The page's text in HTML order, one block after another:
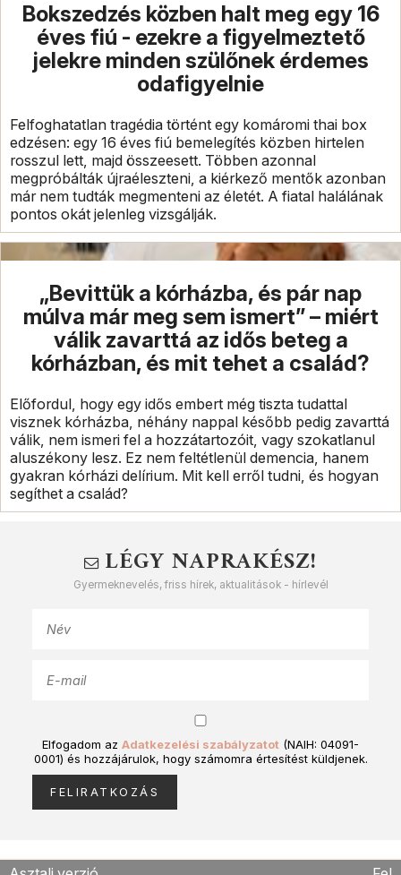
Bokszedzés közben halt meg egy 16
éves fiú - ezekre a figyelmeztető
jelekre minden szülőnek érdemes
odafigyelnie
Felfoghatatlan tragédia történt egy komáromi thai box
edzésen: egy 16 éves fiú bemelegítés közben hirtelen
rosszul lett, majd összeesett. Többen azonnal
megpróbálták újraéleszteni, a kiérkező mentők azonban
már nem tudták megmenteni az életét. A fiatal halálának
pontos okát jelenleg vizsgálják.
„Bevittük a kórházba, és pár nap
múlva már meg sem ismert” – miért
válik zavarttá az idős beteg a
kórházban, és mit tehet a család?
Előfordul, hogy egy idős embert még tiszta tudattal
visznek kórházba, néhány nappal később pedig zavarttá
válik, nem ismeri fel a hozzátartozóit, vagy szokatlanul
aluszékony lesz. Ez nem feltétlenül demencia, hanem
gyakran kórházi delírium. Mit kell erről tudni, és hogyan
segíthet a család?
LÉGY NAPRAKÉSZ!
Gyermeknevelés, friss hírek, aktualitások - hírlevél
Elfogadom az Adatkezelési szabályzatot (NAIH: 04091-
0001) és hozzájárulok, hogy számomra értesítést küldjenek.